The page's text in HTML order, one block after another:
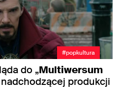
#popkultura
do „Multiwersum
produkcji